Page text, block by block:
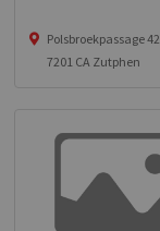
Polsbroekpassage 42
7201 CA Zutphen